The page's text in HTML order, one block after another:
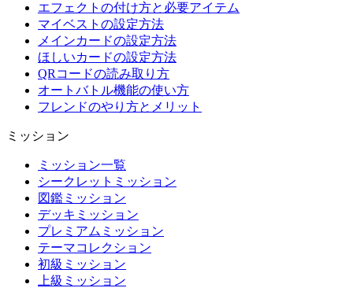
エフェクトの付け方と必要アイテム
マイベストの設定方法
メインカードの設定方法
ほしいカードの設定方法
QRコードの読み取り方
オートバトル機能の使い方
フレンドのやり方とメリット
ミッション
ミッション一覧
シークレットミッション
図鑑ミッション
デッキミッション
プレミアムミッション
テーマコレクション
初級ミッション
上級ミッション